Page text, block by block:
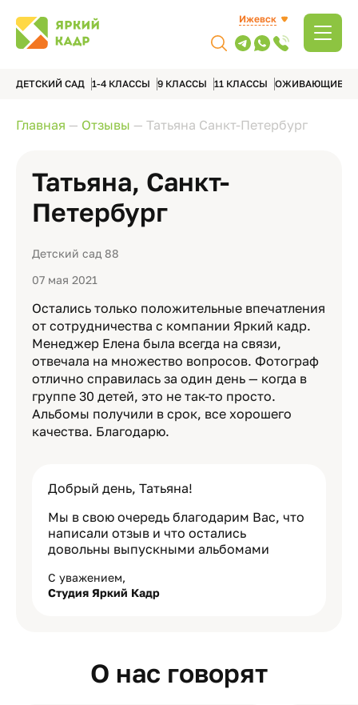
Ижевск
ДЕТСКИЙ САД 1-4 КЛАССЫ 9 КЛАССЫ 11 КЛАССЫ ОЖИВАЮЩИЕ
Главная — Отзывы — Татьяна Санкт-Петербург
Татьяна, Санкт-
Петербург
Детский сад 88
07 мая 2021
Остались только положительные впечатления
от сотрудничества с компании Яркий кадр.
Менеджер Елена была всегда на связи,
отвечала на множество вопросов. Фотограф
отлично справилась за один день — когда в
группе 30 детей, это не так-то просто.
Альбомы получили в срок, все хорошего
качества. Благодарю.
Добрый день, Татьяна!
Мы в свою очередь благодарим Вас, что
написали отзыв и что остались
довольны выпускными альбомами
С уважением,
Студия Яркий Кадр
О нас говорят